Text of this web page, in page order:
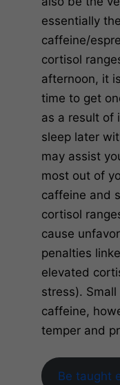
essentially
caffeine/
cortisol
afternoon, it
time to get
as a result of
sleep later
may assist
most out of
caffeine and
cortisol
cause
penalties
elevated
stress).
caffeine,
temper and
Be taught